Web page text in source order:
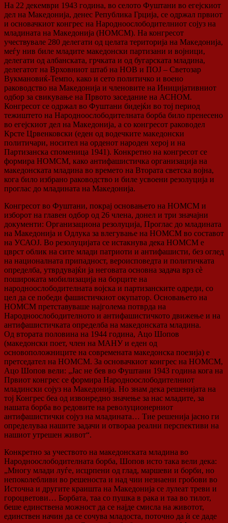
На 22 декември 1943 година, во селото Фуштани во егејскиот
дел на Македонија, денес Република Грција, се одржал првиот
и основачкиот конгрес на Народноослободителниот сојуз на
младината на Македонија (НОМСМ). На конгресот
учествувале 280 делегати од целата територија на Македонија,
меѓу нив биле младите македонски партизани и војници,
делегати од албанската, грчката и од бугарската младина,
делегатот на Врховниот штаб на НОВ и ПОЈ – Светозар
Вукмановиќ-Темпо, како и сето политичко и воено
раководство на Македонија и членовите на Иницијативниот
одбор за свикување на Првото заседание на АСНОМ.
Конгресот се одржал во Фуштани бидејќи во тој период
тежиштето на Народноослободителната борба било пренесено
во егејскиот дел на Македонија, а со конгресот раководел
Крсте Црвенковски (еден од водечките македонски
политичари, носител на орденот народен херој и на
Партизанска споменица 1941). Конкретно на конгресот се
формира НОМСМ, како антифашистичка организација на
македонската младина во времето на Втората светска војна,
кога било избрано раководство и биле усвоени резолуција и
проглас до младината на Македонија.
Конгресот во Фуштани, покрај основањето на НОМСМ и
изборот на главен одбор од 26 члена, донел и три значајни
документи: Организациона резолуција, Проглас до младината
на Македонија и Одлука за влегување на НОМСМ во составот
на УСАОЈ. Во резолуцијата се истакнува дека НОМСМ е
цврст облик на сите млади патриоти и антифашисти, без оглед
на националната припадност, вероисповедта и политичката
определба, утврдувајќи ја неговата основна задача врз сѐ
пошироката мобилизација на борците на
народноослободителната војска и партизанските одреди, со
цел да се победи фашистичкиот окупатор. Основањето на
НОМСМ претставуваше најголема потврда на
Народноослободителното и антифашистичкото движење и на
антифашистичката определба на македонската младина.
Од втората половина на 1944 година, Ацо Шопов
(македонски поет, член на МАНУ и еден од
основоположниците на современата македонска поезија) е
претседател на НОМСМ. За основачкиот конгрес на НОМСМ,
Ацо Шопов вели: „Јас не бев во Фуштани 1943 година кога на
Првиот конгрес се формира Народноослободителниот
младински сојуз на Македонија. Но знам дека решенијата на
тој Конгрес беа од извонредно значење за нас младите, за
нашата борба во редовите на револуционерниот
антифашистички сојуз на младината… Тие решенија јасно ги
определуваа нашите задачи и отвораа реални перспективи на
нашиот утрешен живот“.
Конкретно за учеството на македонската младина во
Народноослободителната борба, Шопов исто така вели дека:
„Многу млади луѓе, исцрпени од глад, маршеви и борби, но
непоколебливи во решеноста и над чии незнаени гробови во
Источна и другите краишта на Македонија се лулеат треви и
гороцветови… Борбата, таа со пушка в рака и таа во тилот,
беше единствена можност да се најде смисла на животот,
единствен начин да се сочува младоста, поточно да ѝ се даде